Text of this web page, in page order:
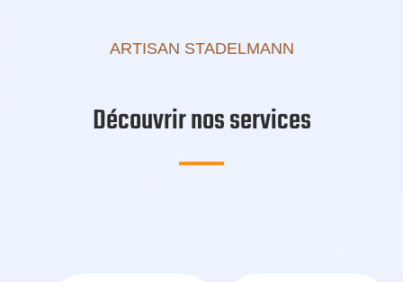
ARTISAN STADELMANN
Découvrir nos services